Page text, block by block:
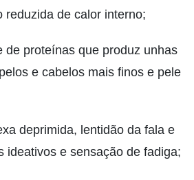
reduzida de calor interno;
de proteínas que produz unhas
e cabelos mais finos e pele
deprimida, lentidão da fala e
ideativos e sensação de fadiga;